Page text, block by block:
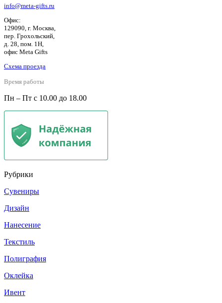
info@meta-gifts.ru
Офис:
129090, г. Москва,
пер. Грохольский,
д. 28, пом. 1Н,
офис Meta Gifts
Схема проезда
Время работы
Пн – Пт с 10.00 до 18.00
Рубрики
Сувениры
Дизайн
Нанесение
Текстиль
Полиграфия
Оклейка
Ивент